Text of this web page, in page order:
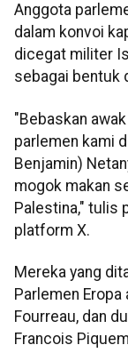
Anggota
dalam konvoi
dicegat militer
sebagai bentuk
"Bebaskan
parlemen kami
Benjamin)
mogok makan
Palestina," tulis
platform X.
Mereka yang
Parlemen Eropa
Fourreau, dan
Francois